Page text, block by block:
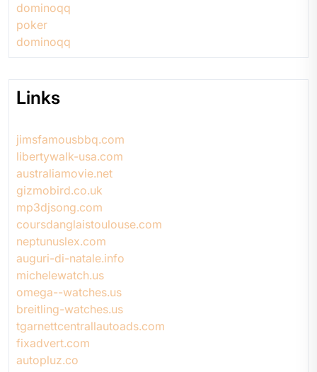
dominoqq
poker
dominoqq
Links
jimsfamousbbq.com
libertywalk-usa.com
australiamovie.net
gizmobird.co.uk
mp3djsong.com
coursdanglaistoulouse.com
neptunuslex.com
auguri-di-natale.info
michelewatch.us
omega--watches.us
breitling-watches.us
tgarnettcentrallautoads.com
fixadvert.com
autopluz.co